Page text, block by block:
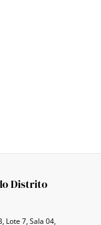
Distrito
Lote 7, Sala 04,